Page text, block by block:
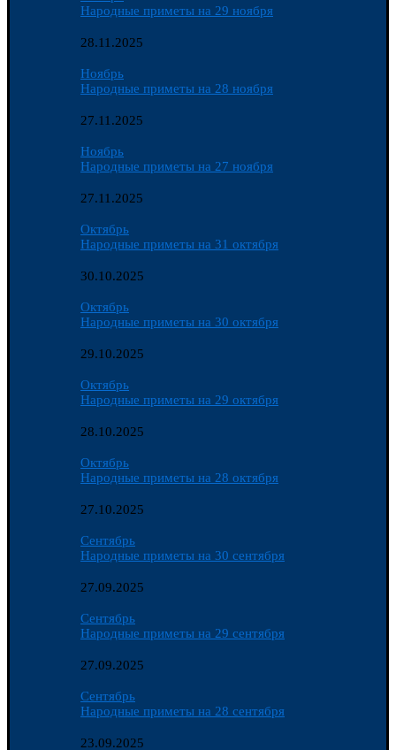
Народные приметы на 29 ноября
28.11.2025
Ноябрь
Народные приметы на 28 ноября
27.11.2025
Ноябрь
Народные приметы на 27 ноября
27.11.2025
Октябрь
Народные приметы на 31 октября
30.10.2025
Октябрь
Народные приметы на 30 октября
29.10.2025
Октябрь
Народные приметы на 29 октября
28.10.2025
Октябрь
Народные приметы на 28 октября
27.10.2025
Сентябрь
Народные приметы на 30 сентября
27.09.2025
Сентябрь
Народные приметы на 29 сентября
27.09.2025
Сентябрь
Народные приметы на 28 сентября
23.09.2025